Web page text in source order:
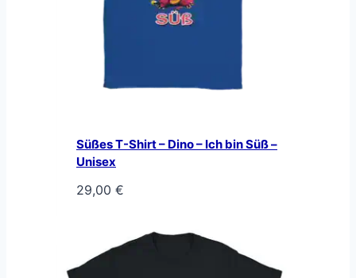
Süßes T-Shirt – Dino – Ich bin Süß –
Unisex
29,00 €